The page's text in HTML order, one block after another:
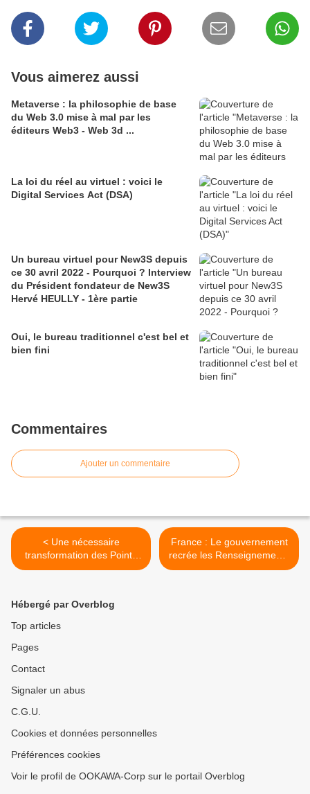
Vous aimerez aussi
Metaverse : la philosophie de base
du Web 3.0 mise à mal par les
éditeurs Web3 - Web 3d ...
La loi du réel au virtuel : voici le
Digital Services Act (DSA)
Un bureau virtuel pour New3S depuis
ce 30 avril 2022 - Pourquoi ? Interview
du Président fondateur de New3S
Hervé HEULLY - 1ère partie
Oui, le bureau traditionnel c'est bel et
bien fini
Commentaires
Ajouter un commentaire
< Une nécessaire
transformation des Points
de Vente par le Numérique
France : Le gouvernement
recrée les Renseignements
généraux pour mieux suivre
Hébergé par Overblog
Top articles
Pages
Contact
Signaler un abus
C.G.U.
Cookies et données personnelles
Préférences cookies
Voir le profil de OOKAWA-Corp sur le portail Overblog